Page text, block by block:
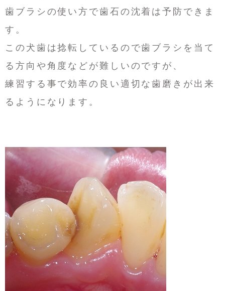
歯ブラシの使い方で歯石の沈着は予防できま
す。
この犬歯は捻転しているので歯ブラシを当て
る方向や角度などが難しいのですが、
練習する事で効率の良い適切な歯磨きが出来
るようになります。